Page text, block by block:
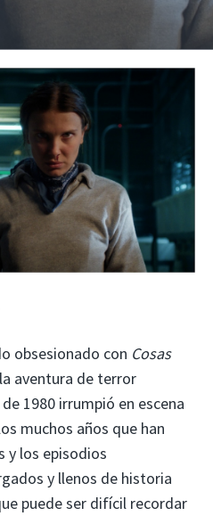
obsesionado con Cosas
aventura de terror
1980 irrumpió en escena
muchos años que han
y los episodios
y llenos de historia
puede ser difícil recordar